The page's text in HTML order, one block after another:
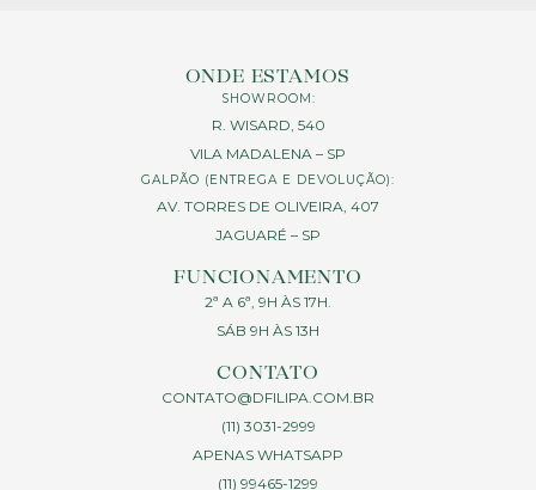
ONDE ESTAMOS
SHOWROOM:
R. WISARD, 540
VILA MADALENA – SP
GALPÃO (ENTREGA E DEVOLUÇÃO):
AV. TORRES DE OLIVEIRA, 407
JAGUARÉ – SP
FUNCIONAMENTO
2ª A 6ª, 9H ÀS 17H.
SÁB 9H ÀS 13H
CONTATO
CONTATO@DFILIPA.COM.BR
(11) 3031-2999
APENAS WHATSAPP
(11) 99465-1299